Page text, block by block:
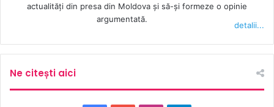
actualităţi din presa din Moldova şi să-şi formeze o opinie
argumentată.
detalii...
Ne citești aici